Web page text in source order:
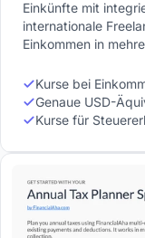
Einkünfte mit
internationale
Einkommen in
Kurse bei
Genaue USD-
Kurse für